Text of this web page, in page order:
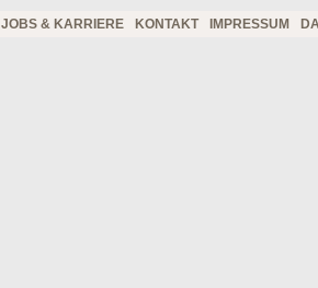
JOBS & KARRIERE KONTAKT IMPRESSUM